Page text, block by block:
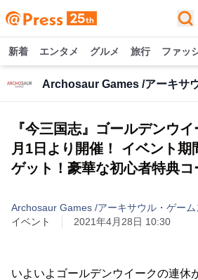
新着 エンタメ グルメ 旅行 ファッ
『今三国志』ゴールデンウ
月1日より開催！ イベント期
ゲット！豪華な初心者特典コ
Archosaur Games /アーキサウル・ゲーム
イベント
2021年4月28日 10:30
いよいよゴールデンウイークの連休